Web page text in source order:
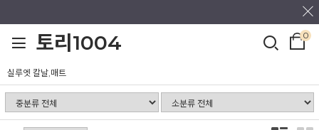
토리1004 0
실루엣 칼날,매트